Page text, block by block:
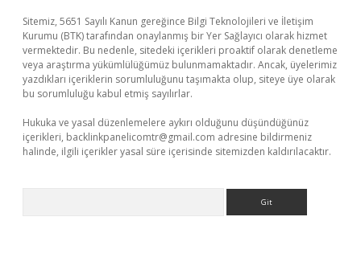
Sitemiz, 5651 Sayılı Kanun gereğince Bilgi Teknolojileri ve İletişim
Kurumu (BTK) tarafından onaylanmış bir Yer Sağlayıcı olarak hizmet
vermektedir. Bu nedenle, sitedeki içerikleri proaktif olarak denetleme
veya araştırma yükümlülüğümüz bulunmamaktadır. Ancak, üyelerimiz
yazdıkları içeriklerin sorumluluğunu taşımakta olup, siteye üye olarak
bu sorumluluğu kabul etmiş sayılırlar.
Hukuka ve yasal düzenlemelere aykırı olduğunu düşündüğünüz
içerikleri, backlinkpanelicomtr@gmail.com adresine bildirmeniz
halinde, ilgili içerikler yasal süre içerisinde sitemizden kaldırılacaktır.